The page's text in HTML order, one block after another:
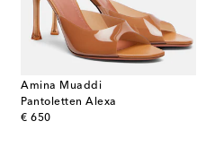
Amina Muaddi
Pantoletten Alexa
€ 650
original price